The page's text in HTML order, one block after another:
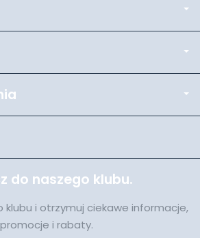
do naszego klubu.
klubu i otrzymuj ciekawe informacje,
promocje i rabaty.